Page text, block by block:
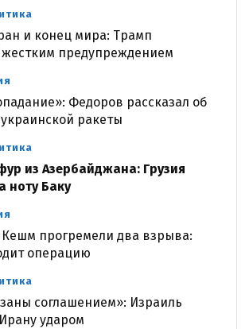
и конец мира: Трамп
жестким предупреждением
Федоров рассказал об
ракеты
из Азербайджана: Грузия
ноту Баку
Кешм прогремели два взрыва:
операцию
соглашением»: Израиль
ударом